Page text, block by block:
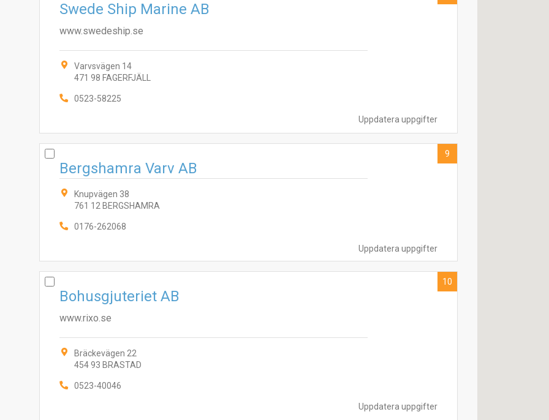
Uppdatera uppgifter
Swede Ship Marine AB
www.swedeship.se
Varvsvägen 14
471 98 FAGERFJÄLL
0523-58225
Uppdatera uppgifter
Bergshamra Varv AB
Knupvägen 38
761 12 BERGSHAMRA
0176-262068
9
Uppdatera uppgifter
Bohusgjuteriet AB
www.rixo.se
Bräckevägen 22
454 93 BRASTAD
0523-40046
10